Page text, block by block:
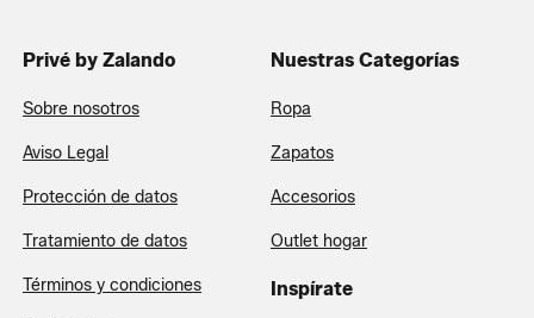
Privé by Zalando
Sobre nosotros
Aviso Legal
Protección de datos
Tratamiento de datos
Términos y condiciones
Nuestras Categorías
Ropa
Zapatos
Accesorios
Outlet hogar
Inspírate